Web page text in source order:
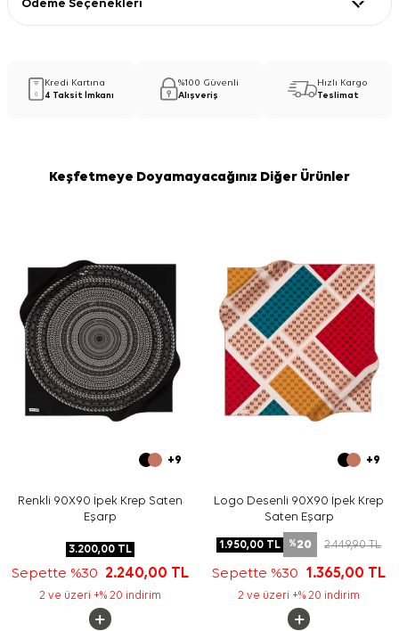
Ödeme Seçenekleri
Kredi Kartına
4 Taksit İmkanı
%100 Güvenli
Alışveriş
Hızlı Kargo
Teslimat
Keşfetmeye Doyamayacağınız Diğer Ürünler
+9
Renkli 90X90 İpek Krep Saten
Eşarp
3.200,00TL
Sepette %30 2.240,00 TL
2 ve üzeri +% 20 indirim
+9
Logo Desenli 90X90 İpek Krep
Saten Eşarp
1.950,00 TL %20 2.449,90TL
Sepette %30 1.365,00 TL
2 ve üzeri +% 20 indirim